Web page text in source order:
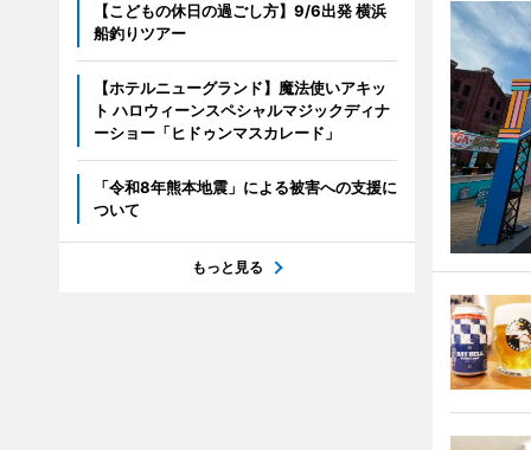
【こどもの休日の過ごし方】9/6出発 横浜
船釣りツアー
【ホテルニューグランド】魔法使いアキッ
ト ハロウィーンスペシャルマジックディナ
ーショー「ヒドゥンマスカレード」
「令和8年熊本地震」による被害への支援に
ついて
もっと見る